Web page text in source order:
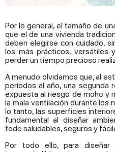
Por lo general, el tamaño de
que el de una vivienda
deben elegirse con cuidado,
los más prácticos, versátiles
perder un tiempo precioso
A menudo olvidamos que, al
períodos al año, una segunda
expuesta al riesgo de moho y
la mala ventilación durante los
lo tanto, las superficies
fundamental al diseñar
todo saludables, seguros y
Por todo ello, para